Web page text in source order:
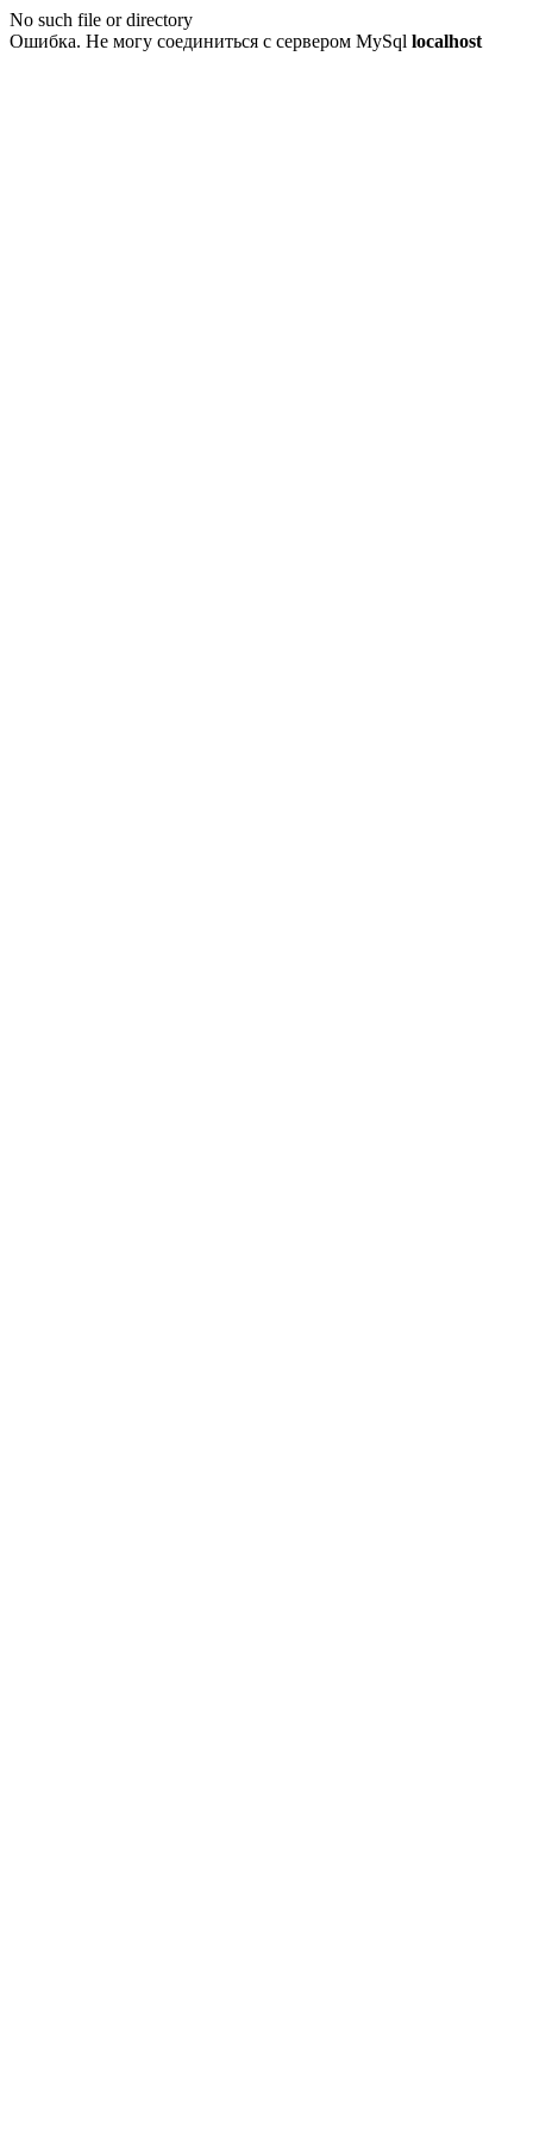
No such file or directory
Ошибка. Не могу соединиться с сервером MySql localhost